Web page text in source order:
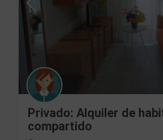
Privado: Alquiler de
compartido